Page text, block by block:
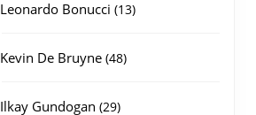
Leonardo Bonucci 1313
Kevin De Bruyne 4848
Ilkay Gundogan 2929